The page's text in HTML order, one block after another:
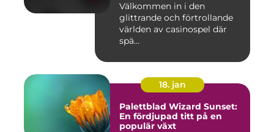
Välkommen in i den
glittrande och förtrollande
världen av casinospel där
spä...
18. jan
Palettblad Wizard Sunset:
En fördjupad titt på en
populär växt